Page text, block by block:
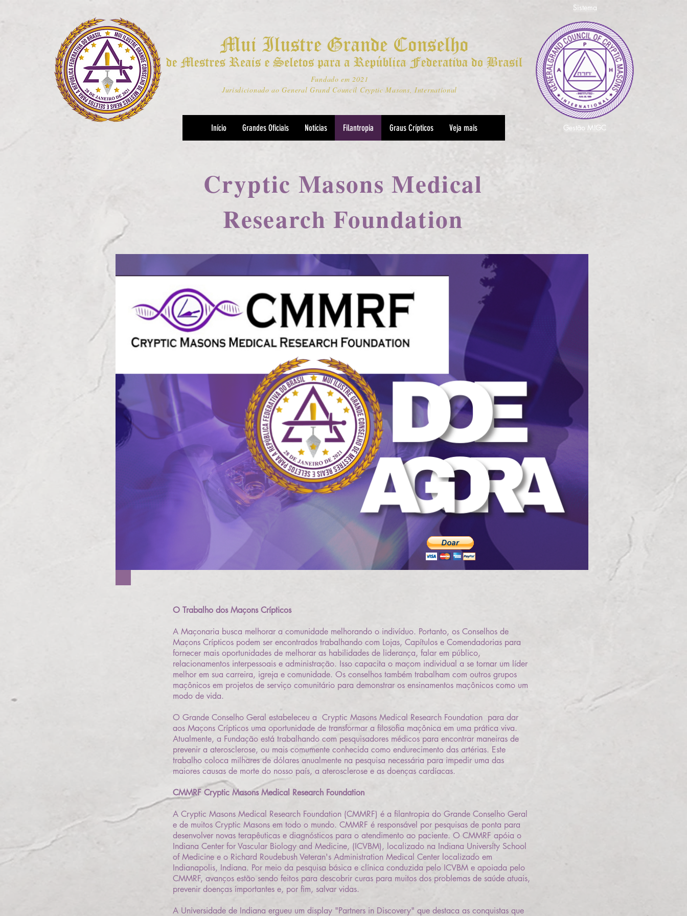
Início Grandes Oficiais Notícias Filantropia Graus Crípticos Veja mais
Sistema
Gestão MIGC
Fundado em 2021
Jurisdicionado ao General Grand Council Cryptic Masons, International
Cryptic Masons Medical
Research Foundation
O Trabalho dos Maçons Crípticos
A Maçonaria busca melhorar a comunidade melhorando o indivíduo. Portanto, os Conselhos de
Maçons Crípticos podem ser encontrados trabalhando com Lojas, Capítulos e Comendadorias para
fornecer mais oportunidades de melhorar as habilidades de liderança, falar em público,
relacionamentos interpessoais e administração. Isso capacita o maçom individual a se tornar um líder
melhor em sua carreira, igreja e comunidade. Os conselhos também trabalham com outros grupos
maçônicos em projetos de serviço comunitário para demonstrar os ensinamentos maçônicos como um
modo de vida.
O Grande Conselho Geral estabeleceu a Cryptic Masons Medical Research Foundation para dar
aos Maçons Crípticos uma oportunidade de transformar a filosofia maçônica em uma prática viva.
Atualmente, a Fundação está trabalhando com pesquisadores médicos para encontrar maneiras de
prevenir a aterosclerose, ou mais comumente conhecida como endurecimento das artérias. Este
trabalho coloca milhares de dólares anualmente na pesquisa necessária para impedir uma das
maiores causas de morte do nosso país, a aterosclerose e as doenças cardíacas.
CMMRF Cryptic Masons Medical Research Foundation
A Cryptic Masons Medical Research Foundation (CMMRF) é a filantropia do Grande Conselho Geral
e de muitos Cryptic Masons em todo o mundo. CMMRF é responsável por pesquisas de ponta para
desenvolver novas terapêuticas e diagnósticos para o atendimento ao paciente. O CMMRF apóia o
Indiana Center for Vascular Biology and Medicine, (ICVBM), localizado na Indiana University School
of Medicine e o Richard Roudebush Veteran's Administration Medical Center localizado em
Indianapolis, Indiana. Por meio da pesquisa básica e clínica conduzida pelo ICVBM e apoiada pelo
CMMRF, avanços estão sendo feitos para descobrir curas para muitos dos problemas de saúde atuais,
prevenir doenças importantes e, por fim, salvar vidas.
A Universidade de Indiana ergueu um display "Partners in Discovery" que destaca as conquistas que